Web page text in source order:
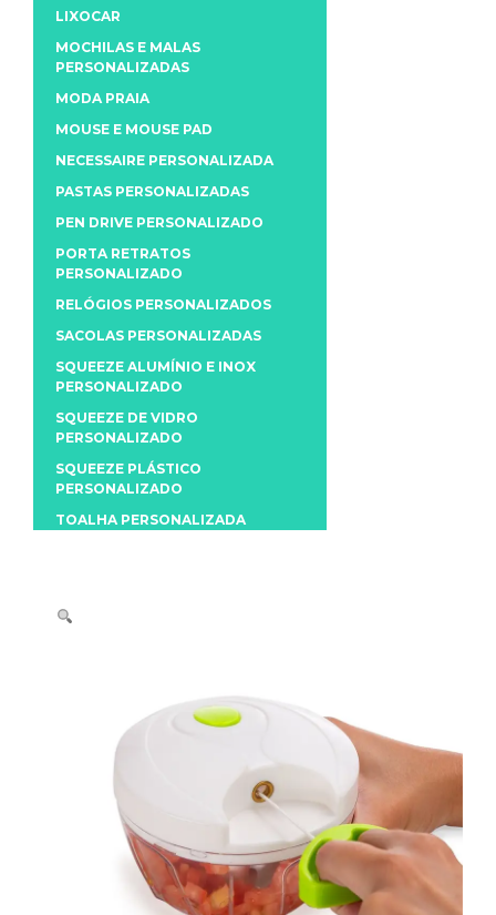
LIXOCAR
MOCHILAS E MALAS
PERSONALIZADAS
MODA PRAIA
MOUSE E MOUSE PAD
NECESSAIRE PERSONALIZADA
PASTAS PERSONALIZADAS
PEN DRIVE PERSONALIZADO
PORTA RETRATOS
PERSONALIZADO
RELÓGIOS PERSONALIZADOS
SACOLAS PERSONALIZADAS
SQUEEZE ALUMÍNIO E INOX
PERSONALIZADO
SQUEEZE DE VIDRO
PERSONALIZADO
SQUEEZE PLÁSTICO
PERSONALIZADO
TOALHA PERSONALIZADA